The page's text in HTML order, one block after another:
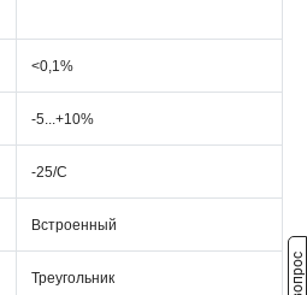
<0,1%
-5...+10%
-25/С
Встроенный
Треугольник